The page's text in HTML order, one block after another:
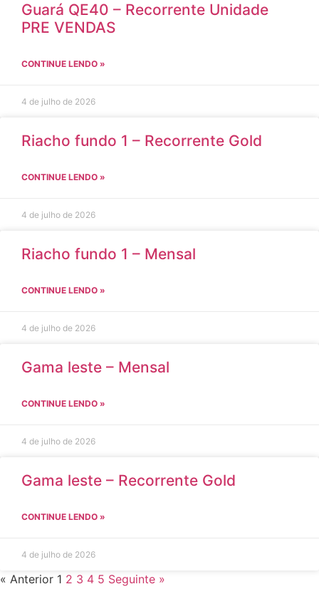
Guará QE40 – Recorrente Unidade
PRE VENDAS
CONTINUE LENDO »
4 de julho de 2026
Riacho fundo 1 – Recorrente Gold
CONTINUE LENDO »
4 de julho de 2026
Riacho fundo 1 – Mensal
CONTINUE LENDO »
4 de julho de 2026
Gama leste – Mensal
CONTINUE LENDO »
4 de julho de 2026
Gama leste – Recorrente Gold
CONTINUE LENDO »
4 de julho de 2026
« Anterior 1 2 3 4 5 Seguinte »